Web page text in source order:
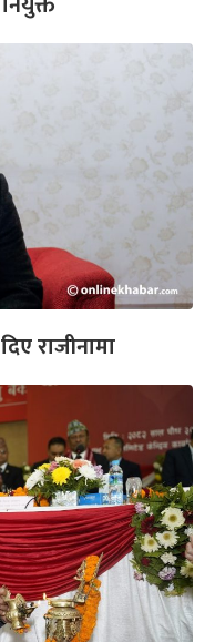
राजीनामा